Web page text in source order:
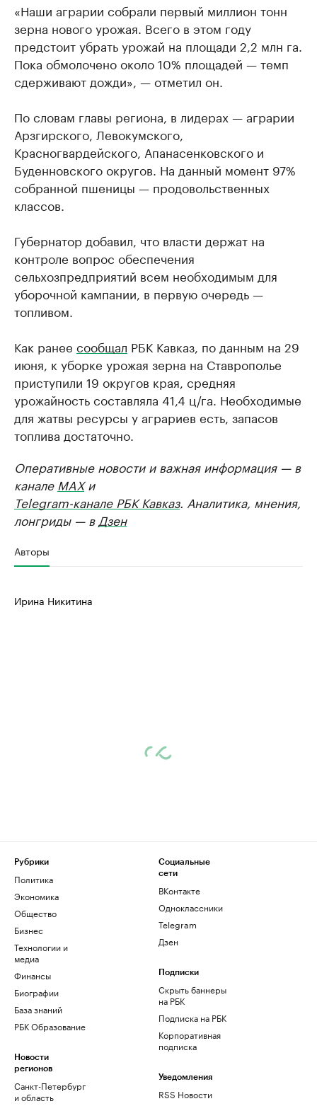
«Наши аграрии собрали первый миллион тонн
зерна нового урожая. Всего в этом году
предстоит убрать урожай на площади 2,2 млн га.
Пока обмолочено около 10% площадей — темп
сдерживают дожди», — отметил он.
По словам главы региона, в лидерах — аграрии
Арзгирского, Левокумского,
Красногвардейского, Апанасенковского и
Буденновского округов. На данный момент 97%
собранной пшеницы — продовольственных
классов.
Губернатор добавил, что власти держат на
контроле вопрос обеспечения
сельхозпредприятий всем необходимым для
уборочной кампании, в первую очередь —
топливом.
Как ранее сообщал РБК Кавказ, по данным на 29
июня, к уборке урожая зерна на Ставрополье
приступили 19 округов края, средняя
урожайность составляла 41,4 ц/га. Необходимые
для жатвы ресурсы у аграриев есть, запасов
топлива достаточно.
Оперативные новости и важная информация — в
канале MAXи
Telegram-канале РБК Кавказ. Аналитика, мнения,
лонгриды — в Дзен
Авторы
Ирина Никитина
Рубрики
Политика
Экономика
Общество
Бизнес
Технологии и
медиа
Финансы
Биографии
База знаний
РБК Образование
Новости
регионов
Санкт-Петербург
и область
Социальные
сети
ВКонтакте
Одноклассники
Telegram
Дзен
Подписки
Скрыть баннеры
на РБК
Подписка на РБК
Корпоративная
подписка
Уведомления
RSS Новости